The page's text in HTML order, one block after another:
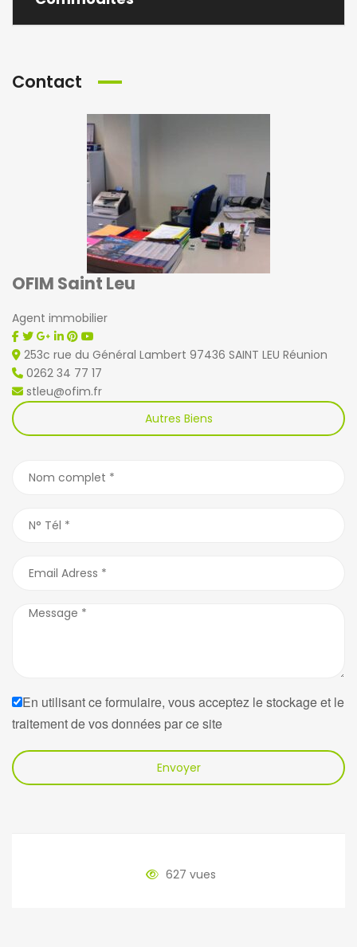
Contact
OFIM Saint Leu
Agent immobilier
253c rue du Général Lambert 97436 SAINT LEU Réunion
0262 34 77 17
stleu@ofim.fr
Autres Biens
En utilisant ce formulaire, vous acceptez le stockage et le
traitement de vos données par ce site
Envoyer
627 vues